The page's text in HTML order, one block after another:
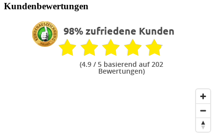
Kundenbewertungen
98% zufriedene Kunden
(4.9/ 5 basierend auf 202
Bewertungen)